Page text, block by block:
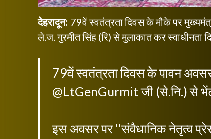
देहरादून: 79वें स्वतंत्रता दिवस के मौके पर
ले.ज. गुरमीत सिंह (रि) से मुलाकात कर स्वाधीनता
79वें स्वतंत्रता दिवस के पावन
@LtGenGurmitजी (से.नि.) से
इस अवसर पर ‘‘संवैधानिक नेतृत्व